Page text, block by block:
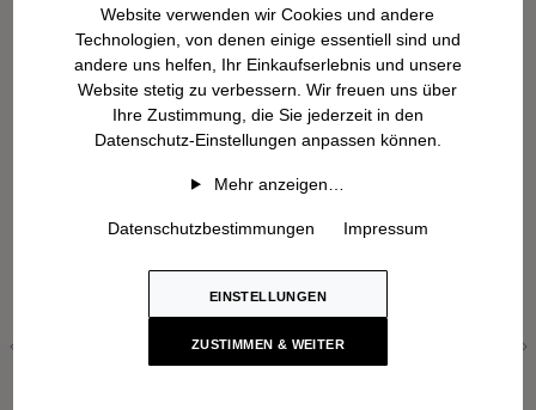
Website verwenden wir Cookies und andere
Technologien, von denen einige essentiell sind und
andere uns helfen, Ihr Einkaufserlebnis und unsere
Website stetig zu verbessern. Wir freuen uns über
Ihre Zustimmung, die Sie jederzeit in den
Datenschutz-Einstellungen anpassen können.
Mehr anzeigen…
Datenschutzbestimmungen Impressum
EINSTELLUNGEN
ZUSTIMMEN & WEITER